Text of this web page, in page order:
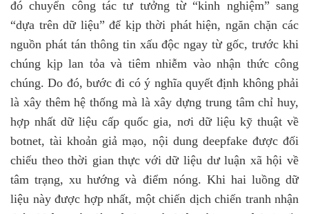
đó chuyển công tác tư tưởng từ “kinh nghiệm” sang
“dựa trên dữ liệu” để kịp thời phát hiện, ngăn chặn các
nguồn phát tán thông tin xấu độc ngay từ gốc, trước khi
chúng kịp lan tỏa và tiêm nhiễm vào nhận thức công
chúng. Do đó, bước đi có ý nghĩa quyết định không phải
là xây thêm hệ thống mà là xây dựng trung tâm chỉ huy,
hợp nhất dữ liệu cấp quốc gia, nơi dữ liệu kỹ thuật về
botnet, tài khoản giả mạo, nội dung deepfake được đối
chiếu theo thời gian thực với dữ liệu dư luận xã hội về
tâm trạng, xu hướng và điểm nóng. Khi hai luồng dữ
liệu này được hợp nhất, một chiến dịch chiến tranh nhận